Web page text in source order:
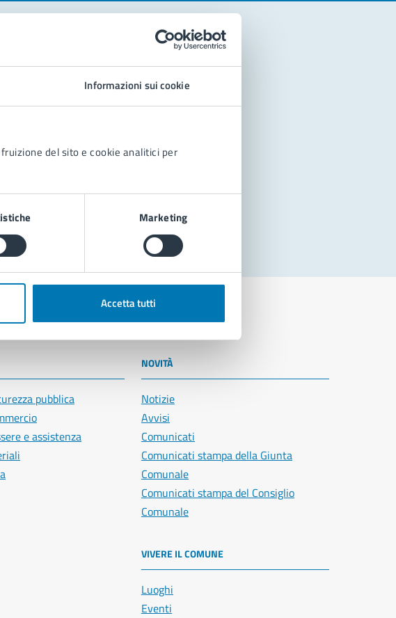
Informazioni sui cookie
del sito e cookie analitici per
Marketing
Accetta tutti
pubblica
e assistenza
NOVITÀ
Notizie
Avvisi
Comunicati
Comunicati stampa della Giunta
Comunale
Comunicati stampa del Consiglio
Comunale
VIVERE IL COMUNE
Luoghi
Eventi